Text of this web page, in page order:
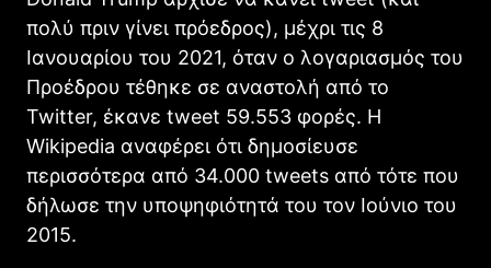
πολύ πριν γίνει πρόεδρος), μέχρι τις 8
Ιανουαρίου του 2021, όταν ο λογαριασμός του
Προέδρου τέθηκε σε αναστολή από το
Twitter, έκανε tweet 59.553 φορές. Η
Wikipedia αναφέρει ότι δημοσίευσε
περισσότερα από 34.000 tweets από τότε που
δήλωσε την υποψηφιότητά του τον Ιούνιο του
2015.